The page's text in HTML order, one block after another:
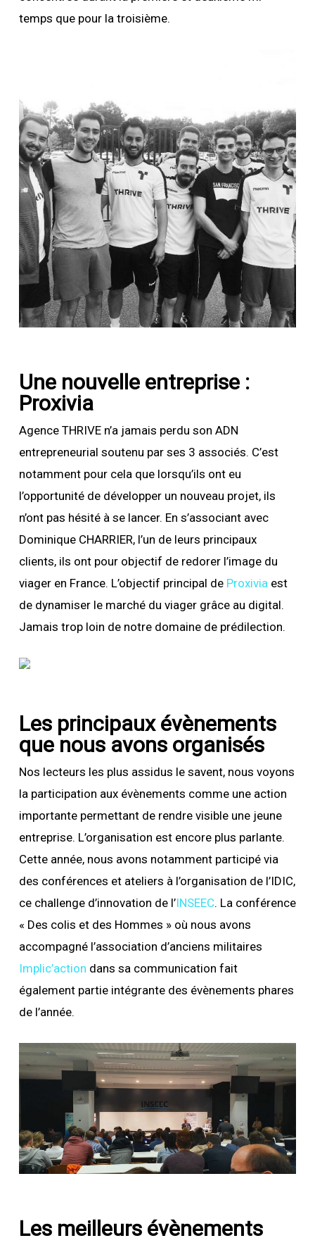
temps que pour la troisième.
Une nouvelle entreprise :
Proxivia
Agence THRIVE n’a jamais perdu son ADN
entrepreneurial soutenu par ses 3 associés. C’est
notamment pour cela que lorsqu’ils ont eu
l’opportunité de développer un nouveau projet, ils
n’ont pas hésité à se lancer. En s’associant avec
Dominique CHARRIER, l’un de leurs principaux
clients, ils ont pour objectif de redorer l’image du
viager en France. L’objectif principal de Proxivia est
de dynamiser le marché du viager grâce au digital.
Jamais trop loin de notre domaine de prédilection.
Les principaux évènements
que nous avons organisés
Nos lecteurs les plus assidus le savent, nous voyons
la participation aux évènements comme une action
importante permettant de rendre visible une jeune
entreprise. L’organisation est encore plus parlante.
Cette année, nous avons notamment participé via
des conférences et ateliers à l’organisation de l’IDIC,
ce challenge d’innovation de l’INSEEC. La conférence
« Des colis et des Hommes » où nous avons
accompagné l’association d’anciens militaires
Implic’action dans sa communication fait
également partie intégrante des évènements phares
de l’année.
Les meilleurs évènements